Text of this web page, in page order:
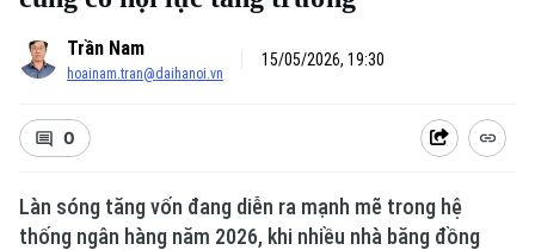
Trần Nam
hoainam.tran@daihanoi.vn
15/05/2026, 19:30
0
Làn sóng tăng vốn đang diễn ra mạnh mẽ trong hệ
thống ngân hàng năm 2026, khi nhiều nhà băng đồng